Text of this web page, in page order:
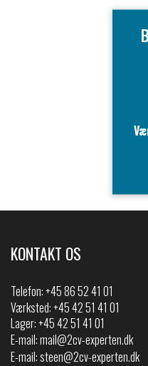
KONTAKT OS
Telefon:+45 86 52 41 01
Værksted: +45 42 51 41 01
Lager: +45 42 51 41 01
E-mail:mail@2cv-experten.dk
E-mail:steen@2cv-experten.dk